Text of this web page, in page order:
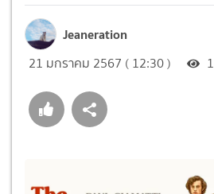
Jeaneration
21 มกราคม 2567 ( 12:30 )